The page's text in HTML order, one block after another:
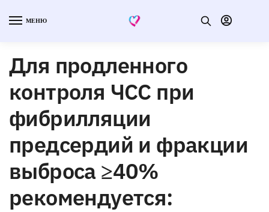
МЕНЮ
Для продленного
контроля ЧСС при
фибрилляции
предсердий и фракции
выброса ≥40%
рекомендуется: